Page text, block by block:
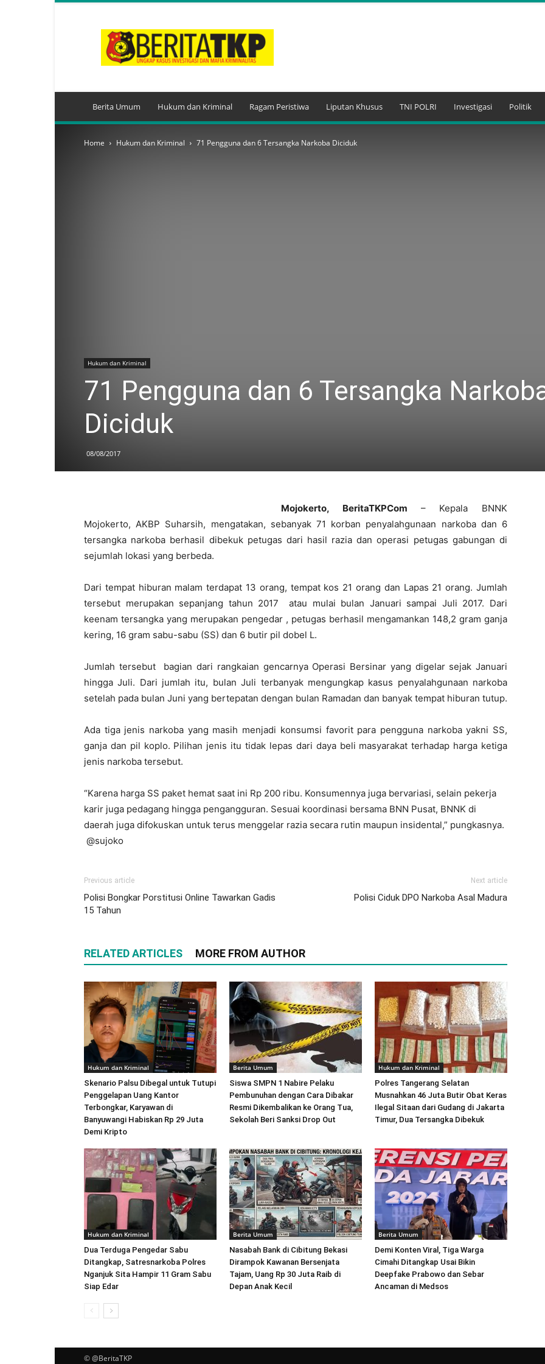
Berita Umum Hukum dan Kriminal Ragam Peristiwa Liputan Khusus TNI POLRI Investigasi Politik
Home Hukum dan Kriminal 71 Pengguna dan 6 Tersangka Narkoba Diciduk
Hukum dan Kriminal
71 Pengguna dan 6 Tersangka
Diciduk
08/08/2017
Mojokerto, BeritaTKPCom – Kepala BNNK
Mojokerto, AKBP Suharsih, mengatakan, sebanyak 71 korban penyalahgunaan narkoba dan 6
tersangka narkoba berhasil dibekuk petugas dari hasil razia dan operasi petugas gabungan di
sejumlah lokasi yang berbeda.
Dari tempat hiburan malam terdapat 13 orang, tempat kos 21 orang dan Lapas 21 orang. Jumlah
tersebut merupakan sepanjang tahun 2017 atau mulai bulan Januari sampai Juli 2017. Dari
keenam tersangka yang merupakan pengedar , petugas berhasil mengamankan 148,2 gram ganja
kering, 16 gram sabu-sabu (SS) dan 6 butir pil dobel L.
Jumlah tersebut bagian dari rangkaian gencarnya Operasi Bersinar yang digelar sejak Januari
hingga Juli. Dari jumlah itu, bulan Juli terbanyak mengungkap kasus penyalahgunaan narkoba
setelah pada bulan Juni yang bertepatan dengan bulan Ramadan dan banyak tempat hiburan tutup.
Ada tiga jenis narkoba yang masih menjadi konsumsi favorit para pengguna narkoba yakni SS,
ganja dan pil koplo. Pilihan jenis itu tidak lepas dari daya beli masyarakat terhadap harga ketiga
jenis narkoba tersebut.
“Karena harga SS paket hemat saat ini Rp 200 ribu. Konsumennya juga bervariasi, selain pekerja
karir juga pedagang hingga pengangguran. Sesuai koordinasi bersama BNN Pusat, BNNK di
daerah juga difokuskan untuk terus menggelar razia secara rutin maupun insidental,” pungkasnya.
@sujoko
Previous article
Polisi Bongkar Porstitusi Online Tawarkan Gadis
15 Tahun
Next article
Polisi Ciduk DPO Narkoba Asal Madura
RELATED ARTICLES MORE FROM AUTHOR
Hukum dan Kriminal
Skenario Palsu Dibegal untuk Tutupi
Penggelapan Uang Kantor
Terbongkar, Karyawan di
Banyuwangi Habiskan Rp 29 Juta
Demi Kripto
Berita Umum
Siswa SMPN 1 Nabire Pelaku
Pembunuhan dengan Cara Dibakar
Resmi Dikembalikan ke Orang Tua,
Sekolah Beri Sanksi Drop Out
Hukum dan Kriminal
Polres Tangerang Selatan
Musnahkan 46 Juta Butir Obat Keras
Ilegal Sitaan dari Gudang di Jakarta
Timur, Dua Tersangka Dibekuk
Hukum dan Kriminal
Dua Terduga Pengedar Sabu
Ditangkap, Satresnarkoba Polres
Nganjuk Sita Hampir 11 Gram Sabu
Siap Edar
Berita Umum
Nasabah Bank di Cibitung Bekasi
Dirampok Kawanan Bersenjata
Tajam, Uang Rp 30 Juta Raib di
Depan Anak Kecil
Berita Umum
Demi Konten Viral, Tiga Warga
Cimahi Ditangkap Usai Bikin
Deepfake Prabowo dan Sebar
Ancaman di Medsos
© @BeritaTKP